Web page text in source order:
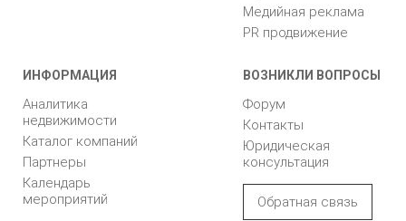
Медийная реклама
PR продвижение
ИНФОРМАЦИЯ
Аналитика
недвижимости
Каталог компаний
Партнеры
Календарь
мероприятий
ВОЗНИКЛИ ВОПРОСЫ
Форум
Контакты
Юридическая
консультация
Обратная связь